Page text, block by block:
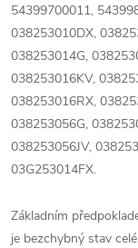
54399700011,
038253010DX,
038253014G,
038253016KV,
038253016RX,
038253056G,
038253056JV,
03G253014FX.
Základním
je bezchybný stav